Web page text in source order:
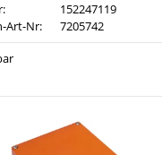
152247119
Art-Nr:
7205742